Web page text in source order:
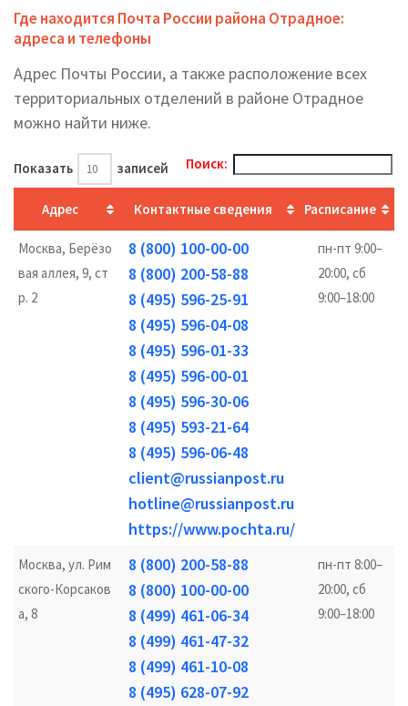
Где находится Почта России района Отрадное:
адреса и телефоны
Адрес Почты России, а также расположение всех
территориальных отделений в районе Отрадное
можно найти ниже.
Показать записей Поиск:
Адрес Контактные сведения Расписание
Москва, Берёзо
вая аллея, 9, ст
р. 2
8 (800) 100-00-00
8 (800) 200-58-88
8 (495) 596-25-91
8 (495) 596-04-08
8 (495) 596-01-33
8 (495) 596-00-01
8 (495) 596-30-06
8 (495) 593-21-64
8 (495) 596-06-48
client@russianpost.ru
hotline@russianpost.ru
https://www.pochta.ru/
пн-пт 9:00–
20:00, сб
9:00–18:00
Москва, ул. Рим
ского-Корсаков
а, 8
8 (800) 200-58-88
8 (800) 100-00-00
8 (499) 461-06-34
8 (499) 461-47-32
8 (499) 461-10-08
8 (495) 628-07-92
пн-пт 8:00–
20:00, сб
9:00–18:00